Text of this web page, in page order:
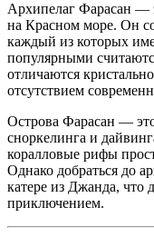
Архипелаг Фарасан —
на Красном море. Он
каждый из которых
популярными
отличаются
отсутствием
Острова Фарасан —
сноркелинга и
коралловые рифы
Однако добраться до
катере из Джанда, что
приключением.